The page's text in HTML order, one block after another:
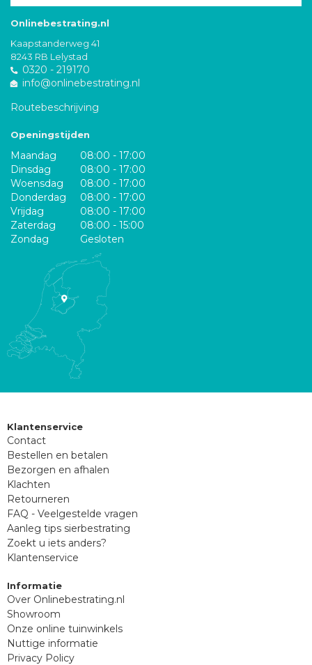
Onlinebestrating.nl
Kaapstanderweg 41
8243 RB Lelystad
0320 - 219170
info@onlinebestrating.nl
Routebeschrijving
Openingstijden
Maandag
08:00 - 17:00
Dinsdag
08:00 - 17:00
Woensdag
08:00 - 17:00
Donderdag
08:00 - 17:00
Vrijdag
08:00 - 17:00
Zaterdag
08:00 - 15:00
Zondag
Gesloten
Klantenservice
Contact
Bestellen en betalen
Bezorgen en afhalen
Klachten
Retourneren
FAQ - Veelgestelde vragen
Aanleg tips sierbestrating
Zoekt u iets anders?
Klantenservice
Informatie
Over Onlinebestrating.nl
Showroom
Onze online tuinwinkels
Nuttige informatie
Privacy Policy